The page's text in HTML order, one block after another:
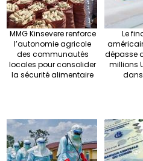
MMG Kinsevere renforce
l’autonomie agricole
des communautés
locales pour consolider
la sécurité alimentaire
Le
dépasse
millions